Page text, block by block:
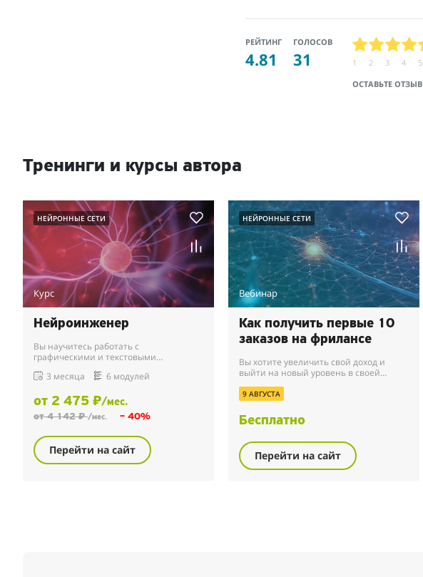
РЕЙТИНГ
4.81
ГОЛОСОВ
31
ОСТАВЬТЕ ОТЗЫВ
1 2 3 4 5
Тренинги и курсы автора
НЕЙРОННЫЕ СЕТИ
Курс
Нейроинженер
Вы научитесь работать с
графическими и текстовыми
видео с использованием передовых
3 месяца 6 модулей
от 2 475 ₽/мес.
от 4 142 ₽/мес. – 40%
Перейти на сайт
НЕЙРОННЫЕ СЕТИ
Вебинар
Как получить первые 10
заказов на фрилансе
Вы хотите увеличить свой доход и
выйти на новый уровень в своей
как использовать нейросети для
ускорения своей рабо...
9 АВГУСТА
Бесплатно
Перейти на сайт